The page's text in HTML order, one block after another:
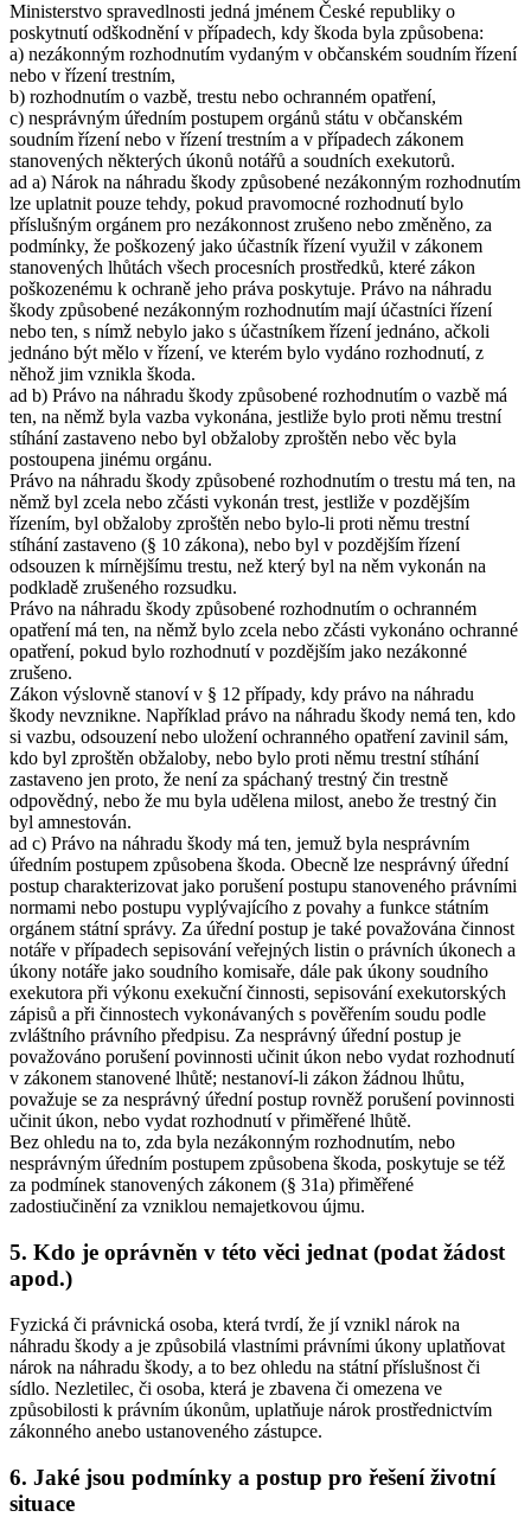
Ministerstvo spravedlnosti jedná jménem České republiky o
poskytnutí odškodnění v případech, kdy škoda byla způsobena:
a) nezákonným rozhodnutím vydaným v občanském soudním řízení
nebo v řízení trestním,
b) rozhodnutím o vazbě, trestu nebo ochranném opatření,
c) nesprávným úředním postupem orgánů státu v občanském
soudním řízení nebo v řízení trestním a v případech zákonem
stanovených některých úkonů notářů a soudních exekutorů.
ad a) Nárok na náhradu škody způsobené nezákonným rozhodnutím
lze uplatnit pouze tehdy, pokud pravomocné rozhodnutí bylo
příslušným orgánem pro nezákonnost zrušeno nebo změněno, za
podmínky, že poškozený jako účastník řízení využil v zákonem
stanovených lhůtách všech procesních prostředků, které zákon
poškozenému k ochraně jeho práva poskytuje. Právo na náhradu
škody způsobené nezákonným rozhodnutím mají účastníci řízení
nebo ten, s nímž nebylo jako s účastníkem řízení jednáno, ačkoli
jednáno být mělo v řízení, ve kterém bylo vydáno rozhodnutí, z
něhož jim vznikla škoda.
ad b) Právo na náhradu škody způsobené rozhodnutím o vazbě má
ten, na němž byla vazba vykonána, jestliže bylo proti němu trestní
stíhání zastaveno nebo byl obžaloby zproštěn nebo věc byla
postoupena jinému orgánu.
Právo na náhradu škody způsobené rozhodnutím o trestu má ten, na
němž byl zcela nebo zčásti vykonán trest, jestliže v pozdějším
řízením, byl obžaloby zproštěn nebo bylo-li proti němu trestní
stíhání zastaveno (§ 10 zákona), nebo byl v pozdějším řízení
odsouzen k mírnějšímu trestu, než který byl na něm vykonán na
podkladě zrušeného rozsudku.
Právo na náhradu škody způsobené rozhodnutím o ochranném
opatření má ten, na němž bylo zcela nebo zčásti vykonáno ochranné
opatření, pokud bylo rozhodnutí v pozdějším jako nezákonné
zrušeno.
Zákon výslovně stanoví v § 12 případy, kdy právo na náhradu
škody nevznikne. Například právo na náhradu škody nemá ten, kdo
si vazbu, odsouzení nebo uložení ochranného opatření zavinil sám,
kdo byl zproštěn obžaloby, nebo bylo proti němu trestní stíhání
zastaveno jen proto, že není za spáchaný trestný čin trestně
odpovědný, nebo že mu byla udělena milost, anebo že trestný čin
byl amnestován.
ad c) Právo na náhradu škody má ten, jemuž byla nesprávním
úředním postupem způsobena škoda. Obecně lze nesprávný úřední
postup charakterizovat jako porušení postupu stanoveného právními
normami nebo postupu vyplývajícího z povahy a funkce státním
orgánem státní správy. Za úřední postup je také považována činnost
notáře v případech sepisování veřejných listin o právních úkonech a
úkony notáře jako soudního komisaře, dále pak úkony soudního
exekutora při výkonu exekuční činnosti, sepisování exekutorských
zápisů a při činnostech vykonávaných s pověřením soudu podle
zvláštního právního předpisu. Za nesprávný úřední postup je
považováno porušení povinnosti učinit úkon nebo vydat rozhodnutí
v zákonem stanovené lhůtě; nestanoví-li zákon žádnou lhůtu,
považuje se za nesprávný úřední postup rovněž porušení povinnosti
učinit úkon, nebo vydat rozhodnutí v přiměřené lhůtě.
Bez ohledu na to, zda byla nezákonným rozhodnutím, nebo
nesprávným úředním postupem způsobena škoda, poskytuje se též
za podmínek stanovených zákonem (§ 31a) přiměřené
zadostiučinění za vzniklou nemajetkovou újmu.
5. Kdo je oprávněn v této věci jednat (podat žádost
apod.)
Fyzická či právnická osoba, která tvrdí, že jí vznikl nárok na
náhradu škody a je způsobilá vlastními právními úkony uplatňovat
nárok na náhradu škody, a to bez ohledu na státní příslušnost či
sídlo. Nezletilec, či osoba, která je zbavena či omezena ve
způsobilosti k právním úkonům, uplatňuje nárok prostřednictvím
zákonného anebo ustanoveného zástupce.
6. Jaké jsou podmínky a postup pro řešení životní
situace